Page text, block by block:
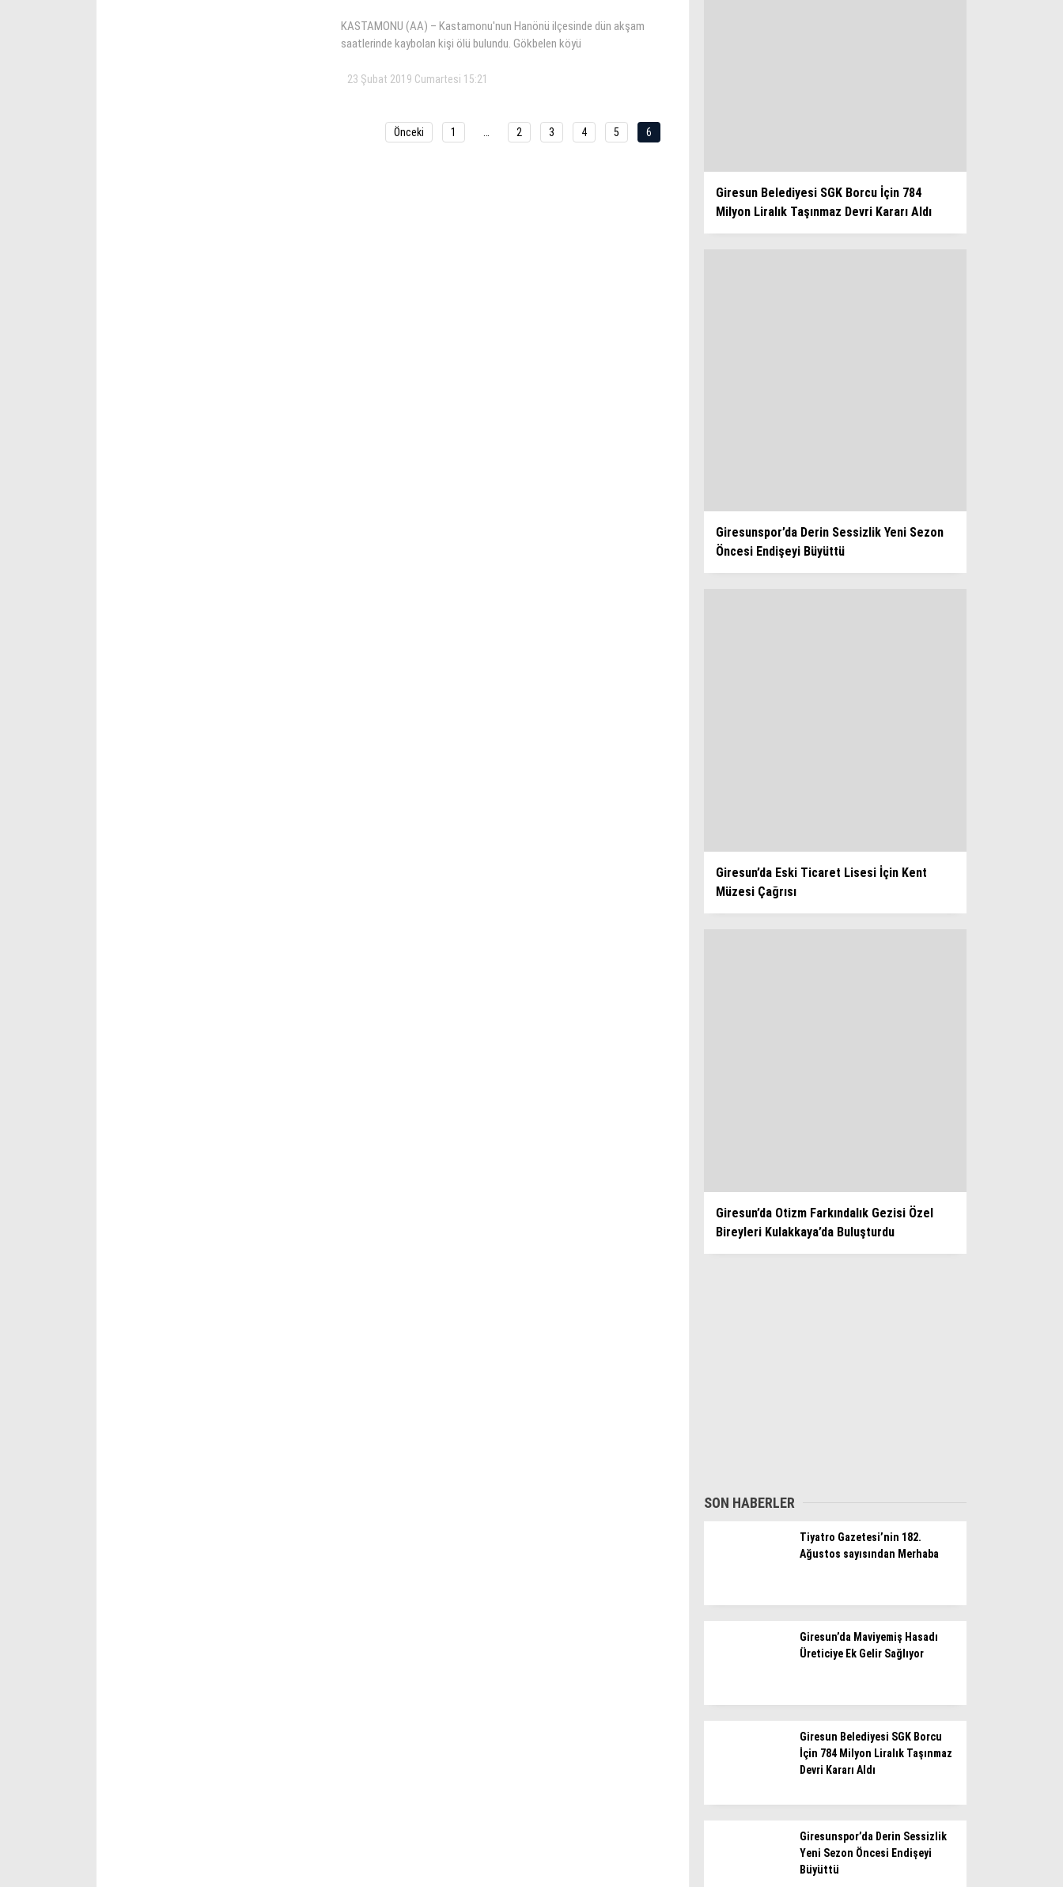
KASTAMONU (AA) – Kastamonu'nun Hanönü ilçesinde dün akşam
saatlerinde kaybolan kişi ölü bulundu. Gökbelen köyü
23 Şubat 2019 Cumartesi 15:21
Önceki 1 2 3 4 5 6
Giresun Belediyesi SGK Borcu İçin 784
Milyon Liralık Taşınmaz Devri Kararı Aldı
Giresunspor’da Derin Sessizlik Yeni Sezon
Öncesi Endişeyi Büyüttü
Giresun’da Eski Ticaret Lisesi İçin Kent
Müzesi Çağrısı
Giresun’da Otizm Farkındalık Gezisi Özel
Bireyleri Kulakkaya’da Buluşturdu
SON HABERLER
Tiyatro Gazetesi’nin 182.
Ağustos sayısından Merhaba
Giresun’da Maviyemiş Hasadı
Üreticiye Ek Gelir Sağlıyor
Giresun Belediyesi SGK Borcu
İçin 784 Milyon Liralık Taşınmaz
Devri Kararı Aldı
Giresunspor’da Derin Sessizlik
Yeni Sezon Öncesi Endişeyi
Büyüttü